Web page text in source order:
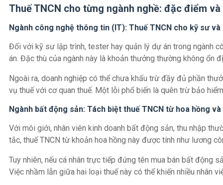
Thuế TNCN cho từng ngành nghề: đặc điểm
Ngành công nghệ thông tin (IT): Thuế TNCN cho kỹ sư và
Đối với kỹ sư lập trình, tester hay quản lý dự án trong ngành
án. Đặc thù của ngành này là khoản thưởng thường không ổn
Ngoài ra, doanh nghiệp có thể chưa khấu trừ đầy đủ phần
vụ thuế với cơ quan thuế. Một lỗi phổ biến là quên trừ bảo
Ngành bất động sản: Tách biệt thuế TNCN từ hoa hồng
Với môi giới, nhân viên kinh doanh bất động sản, thu nhập
tắc, thuế TNCN từ khoản hoa hồng này được tính như lương
Tuy nhiên, nếu cá nhân trực tiếp đứng tên mua bán bất động
Việc nhầm lẫn giữa hai loại thuế này có thể khiến nhiều nhân